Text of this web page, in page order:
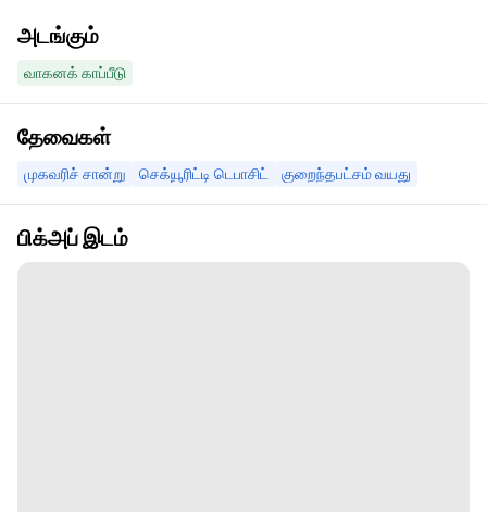
அடங்கும்
வாகனக் காப்பீடு
தேவைகள்
முகவரிச் சான்று செக்யூரிட்டி டெபாசிட் குறைந்தபட்சம் வயது
பிக்அப் இடம்